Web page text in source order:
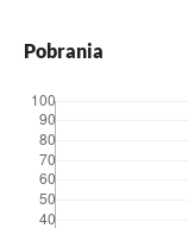
Pobrania